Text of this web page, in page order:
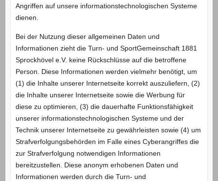
Angriffen auf unsere informationstechnologischen Systeme
dienen.
Bei der Nutzung dieser allgemeinen Daten und
Informationen zieht die Turn- und SportGemeinschaft 1881
Sprockhövel e.V. keine Rückschlüsse auf die betroffene
Person. Diese Informationen werden vielmehr benötigt, um
(1) die Inhalte unserer Internetseite korrekt auszuliefern, (2)
die Inhalte unserer Internetseite sowie die Werbung für
diese zu optimieren, (3) die dauerhafte Funktionsfähigkeit
unserer informationstechnologischen Systeme und der
Technik unserer Internetseite zu gewährleisten sowie (4) um
Strafverfolgungsbehörden im Falle eines Cyberangriffes die
zur Strafverfolgung notwendigen Informationen
bereitzustellen. Diese anonym erhobenen Daten und
Informationen werden durch die Turn- und